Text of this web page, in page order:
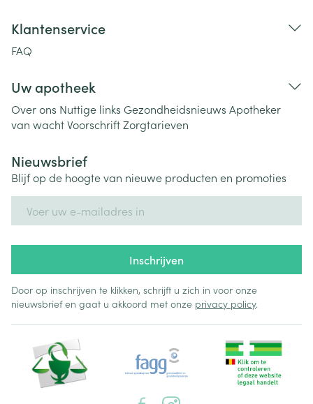
Klantenservice
FAQ
Uw apotheek
Over ons Nuttige links Gezondheidsnieuws Apotheker
van wachtVoorschriftZorgtarieven
Nieuwsbrief
Blijf op de hoogte van nieuwe producten en promoties
Inschrijven
Door op inschrijven te klikken, schrijft u zich in voor onze
nieuwsbrief en gaat u akkoord met onze privacy policy.